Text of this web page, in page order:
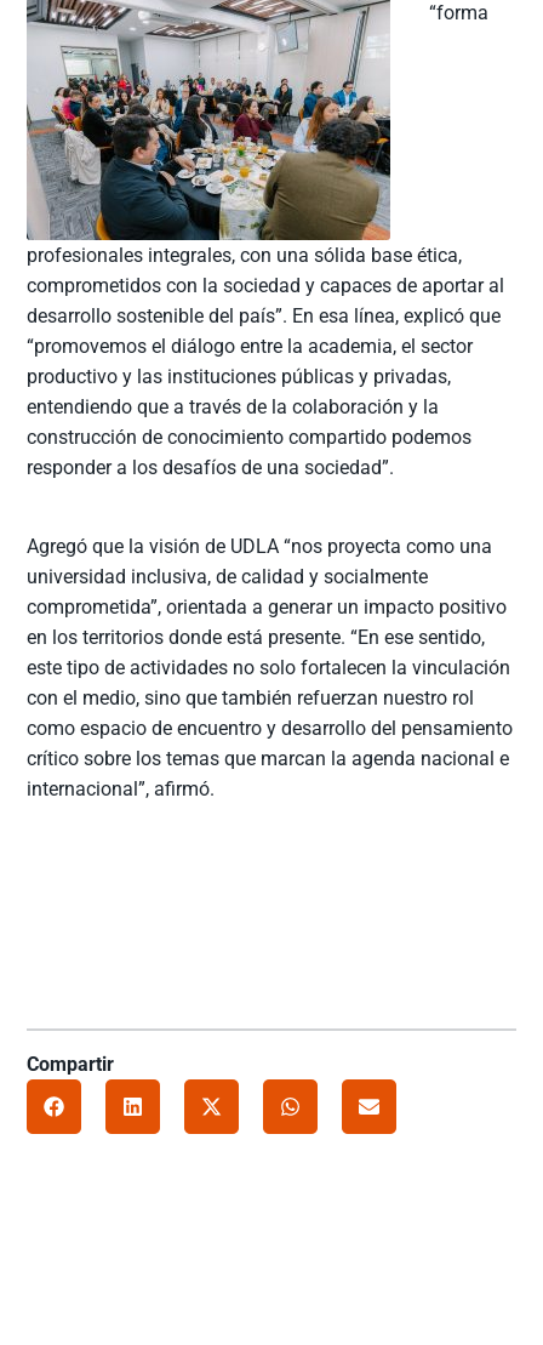
“forma
profesionales integrales, con una sólida base ética,
comprometidos con la sociedad y capaces de aportar al
desarrollo sostenible del país”. En esa línea, explicó que
“promovemos el diálogo entre la academia, el sector
productivo y las instituciones públicas y privadas,
entendiendo que a través de la colaboración y la
construcción de conocimiento compartido podemos
responder a los desafíos de una sociedad”.
Agregó que la visión de UDLA “nos proyecta como una
universidad inclusiva, de calidad y socialmente
comprometida”, orientada a generar un impacto positivo
en los territorios donde está presente. “En ese sentido,
este tipo de actividades no solo fortalecen la vinculación
con el medio, sino que también refuerzan nuestro rol
como espacio de encuentro y desarrollo del pensamiento
crítico sobre los temas que marcan la agenda nacional e
internacional”, afirmó.
Compartir